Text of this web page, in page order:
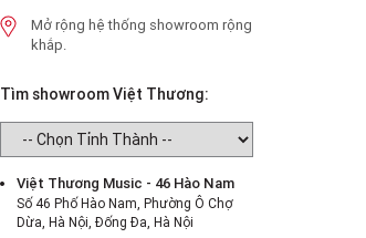
Mở rộng hệ thống showroom rộng
khắp.
Tìm showroom Việt Thương:
Việt Thương Music - 46 Hào Nam
Số 46 Phố Hào Nam, Phường Ô Chợ
Dừa, Hà Nội, Đống Đa, Hà Nội